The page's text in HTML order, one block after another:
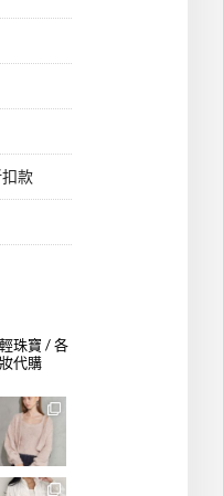
款
珠寶 / 各
代購